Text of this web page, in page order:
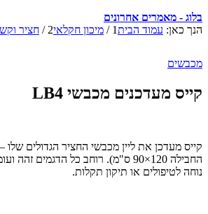
בלוג - מאמרים אחרונים
הנך כאן: עמוד הבית1
/ מיכון חקלאי2
/ חציר וקש
מכבשים
קייס מעדכנים מכבשי LB4
נוחה לטיפולים או תיקון תקלות.